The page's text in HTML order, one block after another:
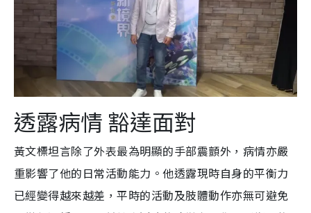
透露病情 豁達面對
黃文標坦言除了外表最為明顯的手部震顫外，病情亦嚴
重影響了他的日常活動能力。他透露現時自身的平衡力
已經變得越來越差，平時的活動及肢體動作亦無可避免